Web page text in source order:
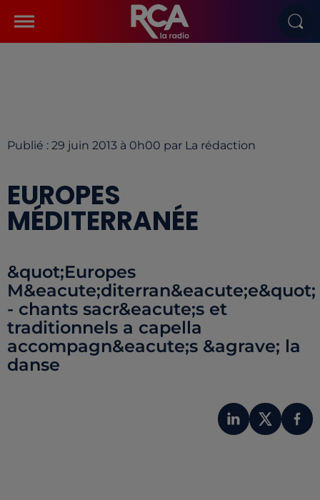
Publié : 29 juin 2013 à 0h00 par La rédaction
EUROPES
MÉDITERRANÉE
&quot;Europes
M&eacute;diterran&eacute;e&quot;
- chants sacr&eacute;s et
traditionnels a capella
accompagn&eacute;s &agrave; la
danse